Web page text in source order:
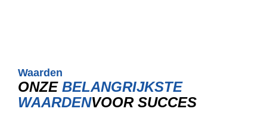
Waarden
ONZE BELANGRIJKSTE
WAARDENVOOR SUCCES